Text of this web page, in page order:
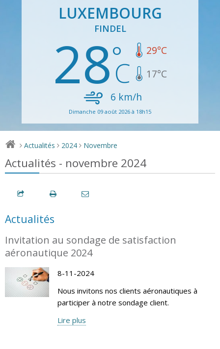
LUXEMBOURG
FINDEL
28 29°C
17°C
6 km/h
Dimanche 09 août 2026 à 18h15
> Actualités > 2024 > Novembre
Actualités - novembre 2024
Actualités
Invitation au sondage de satisfaction
aéronautique 2024
8-11-2024
Nous invitons nos clients aéronautiques à
participer à notre sondage client.
Lire plus